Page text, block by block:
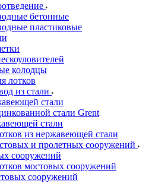
бетонные
пластиковые
колодцы
лотков
из стали
стали
стали Grent
стали
из нержавеющей стали
и пролетных сооружений
сооружений
мостовых сооружений
сооружений